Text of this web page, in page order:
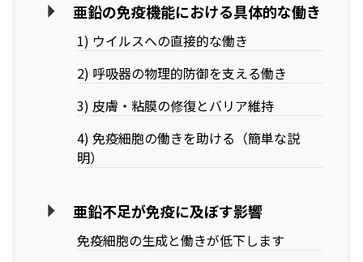
亜鉛の免疫機能における具体的な働き
1) ウイルスへの直接的な働き
2) 呼吸器の物理的防御を支える働き
3) 皮膚・粘膜の修復とバリア維持
4) 免疫細胞の働きを助ける（簡単な説
明）
亜鉛不足が免疫に及ぼす影響
免疫細胞の生成と働きが低下します